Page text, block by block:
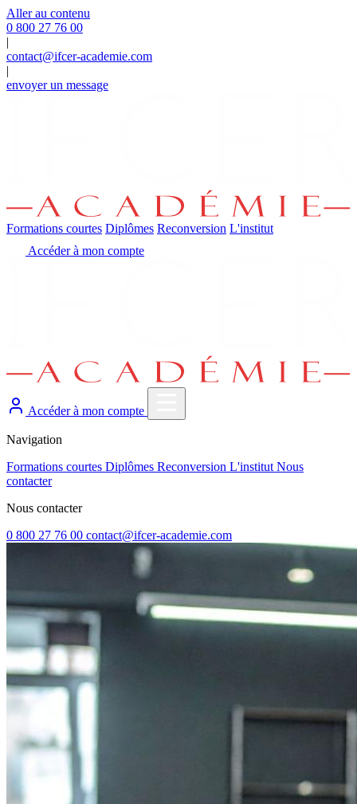
Panneau de gestion des cookies
Aller au contenu
0 800 27 76 00
|
contact@ifcer-academie.com
|
envoyer un message
Formations courtes Diplômes Reconversion L'institut
Accéder à mon compte
Accéder à mon compte
Navigation
Formations courtes Diplômes Reconversion L'institut Nous
contacter
Nous contacter
0 800 27 76 00 contact@ifcer-academie.com